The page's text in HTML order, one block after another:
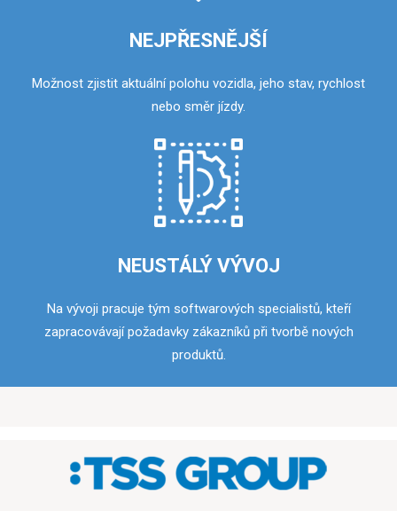
NEJPŘESNĚJŠÍ
Možnost zjistit aktuální polohu vozidla, jeho stav, rychlost
nebo směr jízdy.
NEUSTÁLÝ VÝVOJ
Na vývoji pracuje tým softwarových specialistů, kteří
zapracovávají požadavky zákazníků při tvorbě nových
produktů.